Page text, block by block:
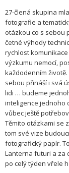
27-člená skupina
fotografie a
otázkou co s sebou
četné výhody
rychlost
výzkumu nemocí,
každodenním
sebou přináší i svá
lidi … budeme
inteligence jednoho
vůbec ještě
Těmito otázkami se
tom své vize
fotografický papír.
Lanterna futuri a za
po celý týden vřele